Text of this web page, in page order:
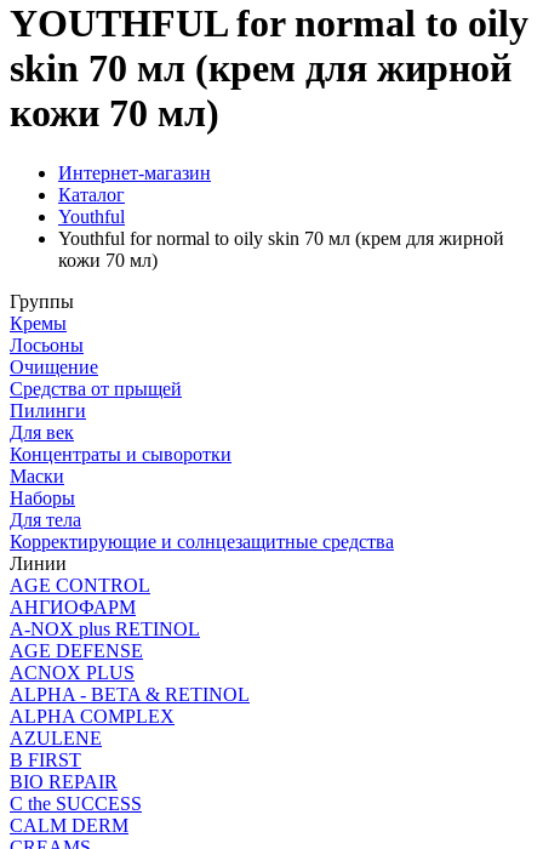
YOUTHFUL for normal to oily
skin 70 мл (крем для жирной
кожи 70 мл)
Интернет-магазин
Каталог
Youthful
Youthful for normal to oily skin 70 мл (крем для жирной
кожи 70 мл)
Группы
Кремы
Лосьоны
Очищение
Средства от прыщей
Пилинги
Для век
Концентраты и сыворотки
Маски
Наборы
Для тела
Корректирующие и солнцезащитные средства
Линии
AGE CONTROL
АНГИОФАРМ
A-NOX plus RETINOL
AGE DEFENSE
ACNOX PLUS
ALPHA - BETA & RETINOL
ALPHA COMPLEX
AZULENE
B FIRST
BIO REPAIR
C the SUCCESS
CALM DERM